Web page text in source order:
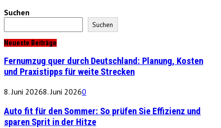
Suchen
Suchen
Neueste Beiträge
Fernumzug quer durch Deutschland: Planung, Kosten
und Praxistipps für weite Strecken
8. Juni 20268. Juni 20260
Auto fit für den Sommer: So prüfen Sie Effizienz und
sparen Sprit in der Hitze